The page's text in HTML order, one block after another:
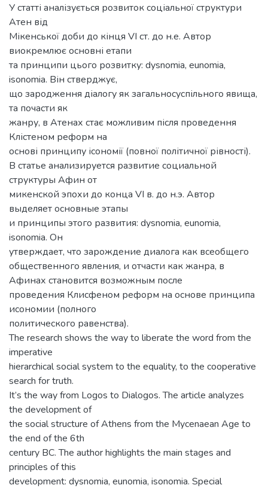
У статті аналізується розвиток соціальної структури
Атен від
Мікенської доби до кінця VI ст. до н.е. Автор
виокремлює основні етапи
та принципи цього розвитку: dysnomia, еunomia,
isonomia. Він стверджує,
що зародження діалогу як загальносуспільного явища,
та почасти як
жанру, в Атенах стає можливим після проведення
Клістеном реформ на
основі принципу ісономії (повної політичної рівності).
В статье анализируется развитие социальной
структуры Афин от
микенской эпохи до конца VI в. до н.э. Автор
выделяет основные этапы
и принципы этого развития: dysnomia, еunomia,
isonomia. Он
утверждает, что зарождение диалога как всеобщего
общественного явления, и отчасти как жанра, в
Афинах становится возможным после
проведения Клисфеном реформ на основе принципа
исономии (полного
политического равенства).
The research shows the way to liberate the word from the
imperative
hierarchical social system to the equality, to the cooperative
search for truth.
It’s the way from Logos to Dialogos. The article analyzes
the development of
the social structure of Athens from the Mycenaean Age to
the end of the 6th
century BC. The author highlights the main stages and
principles of this
development: dysnomia, eunomia, isonomia. Special